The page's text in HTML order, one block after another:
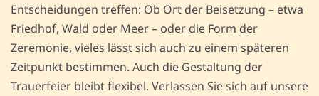
Entscheidungen treffen: Ob Ort der Beisetzung – etwa
Friedhof, Wald oder Meer – oder die Form der
Zeremonie, vieles lässt sich auch zu einem späteren
Zeitpunkt bestimmen. Auch die Gestaltung der
Trauerfeier bleibt flexibel. Verlassen Sie sich auf unsere